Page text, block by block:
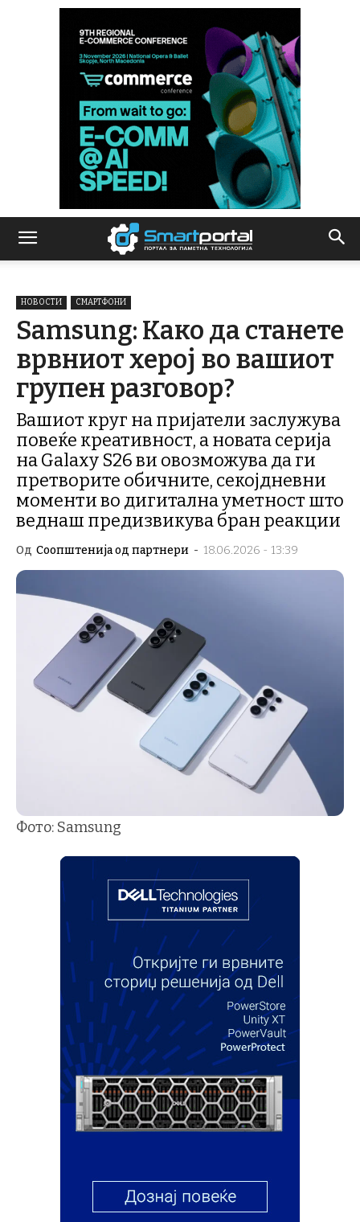
НОВОСТИ СМАРТФОНИ
Samsung: Како да станете
врвниот херој во вашиот
групен разговор?
Вашиот круг на пријатели заслужува
повеќе креативност, а новата серија
на Galaxy S26 ви овозможува да ги
претворите обичните, секојдневни
моменти во дигитална уметност што
веднаш предизвикува бран реакции
Од Соопштенија од партнери - 18.06.2026 - 13:39
Фото: Samsung